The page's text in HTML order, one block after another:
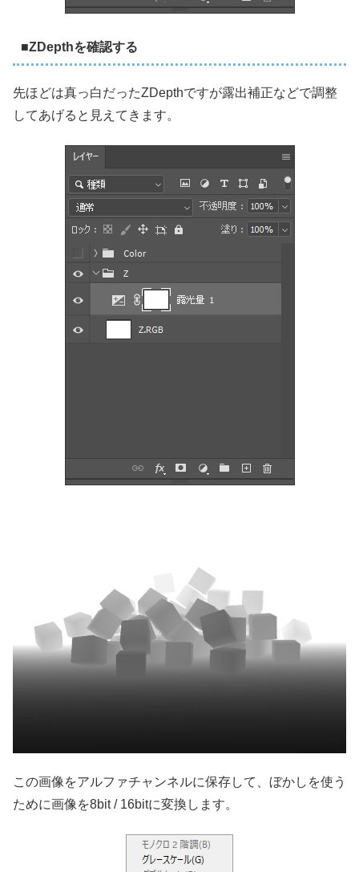
■ZDepthを確認する
先ほどは真っ白だったZDepthですが露出補正などで調整
してあげると見えてきます。
この画像をアルファチャンネルに保存して、ぼかしを使う
ために画像を8bit / 16bitに変換します。